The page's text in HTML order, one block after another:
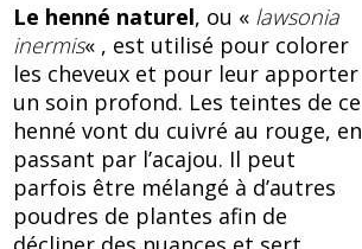
Le henné naturel, ou « lawsonia
inermis« , est utilisé pour colorer
les cheveux et pour leur apporter
un soin profond. Les teintes de ce
henné vont du cuivré au rouge, en
passant par l’acajou. Il peut
parfois être mélangé à d’autres
poudres de plantes afin de